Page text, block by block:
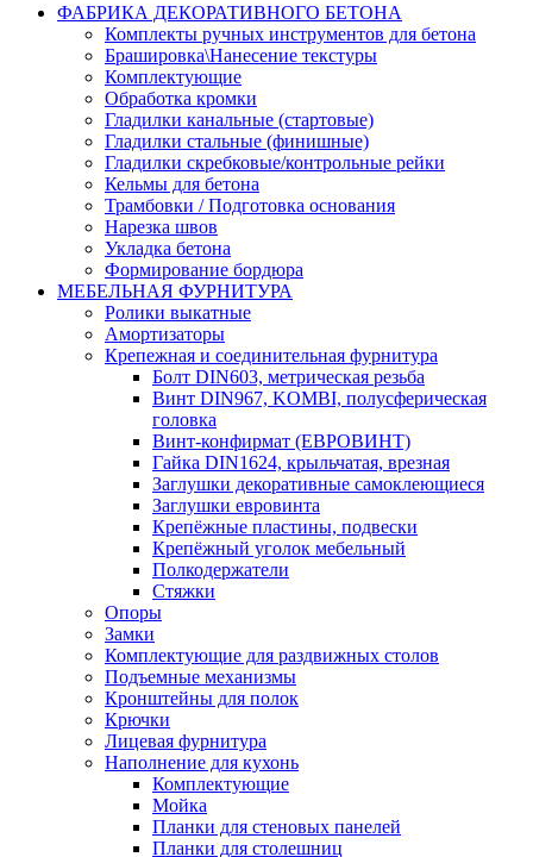
ФАБРИКА ДЕКОРАТИВНОГО БЕТОНА
Комплекты ручных инструментов для бетона
Брашировка\Нанесение текстуры
Комплектующие
Обработка кромки
Гладилки канальные (стартовые)
Гладилки стальные (финишные)
Гладилки скребковые/контрольные рейки
Кельмы для бетона
Трамбовки / Подготовка основания
Нарезка швов
Укладка бетона
Формирование бордюра
МЕБЕЛЬНАЯ ФУРНИТУРА
Ролики выкатные
Амортизаторы
Крепежная и соединительная фурнитура
Болт DIN603, метрическая резьба
Винт DIN967, KOMBI, полусферическая
головка
Винт-конфирмат (ЕВРОВИНТ)
Гайка DIN1624, крыльчатая, врезная
Заглушки декоративные самоклеющиеся
Заглушки евровинта
Крепёжные пластины, подвески
Крепёжный уголок мебельный
Полкодержатели
Стяжки
Опоры
Замки
Комплектующие для раздвижных столов
Подъемные механизмы
Кронштейны для полок
Крючки
Лицевая фурнитура
Наполнение для кухонь
Комплектующие
Мойка
Планки для стеновых панелей
Планки для столешниц